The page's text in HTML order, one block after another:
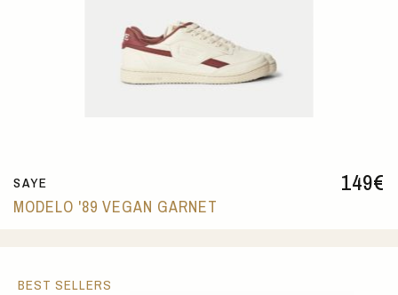
149€
SAYE
MODELO '89 VEGAN GARNET
BEST SELLERS